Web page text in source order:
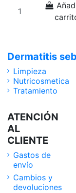
Dermatitis
Limpieza
Nutricosmetica
Tratamiento
ATENCIÓN
AL
CLIENTE
Gastos de
envío
Cambios y
devoluciones